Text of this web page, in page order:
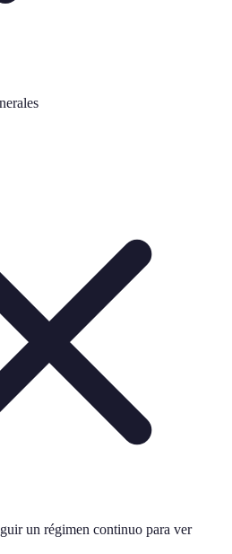
un régimen continuo para ver